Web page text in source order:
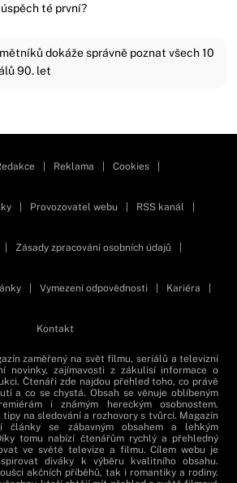
té první?
dokáže správně poznat všech 10
90. let
Reklama Cookies
Provozovatel webu RSS kanál
Zásady zpracování osobních údajů
Vymezení odpovědnosti Kariéra
Kontakt
zaměřený na svět filmu, seriálů a televizní
novinky, zajímavosti z zákulisí informace o
Čtenáři zde najdou přehled toho, co právě
a co se chystá. Obsah se věnuje oblíbeným
i známým hereckým osobnostem.
na sledování a rozhovory s tvůrci. Magazín
články se zábavným obsahem a lehkým
tomu nabízí čtenářům rychlý a přehledný
ve světě televize a filmu. Cílem webu je
diváky k výběru kvalitního obsahu.
akčních příběhů, tak i romantiky a rodiny.